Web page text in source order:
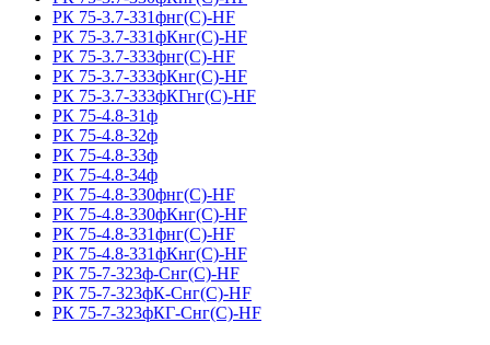
РК 75-3.7-331фнг(С)-HF
РК 75-3.7-331фКнг(С)-HF
РК 75-3.7-333фнг(С)-HF
РК 75-3.7-333фКнг(С)-HF
РК 75-3.7-333фКГнг(С)-HF
РК 75-4.8-31ф
РК 75-4.8-32ф
РК 75-4.8-33ф
РК 75-4.8-34ф
РК 75-4.8-330фнг(С)-HF
РК 75-4.8-330фКнг(С)-HF
РК 75-4.8-331фнг(С)-HF
РК 75-4.8-331фКнг(С)-HF
РК 75-7-323ф-Снг(С)-HF
РК 75-7-323фК-Снг(С)-HF
РК 75-7-323фКГ-Снг(С)-HF